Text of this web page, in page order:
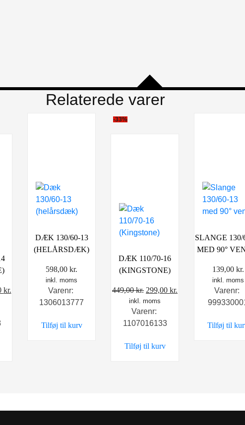
Relaterede varer
kr.Den
DÆK 130/60-13
(HELÅRSDÆK)
598,00kr.
inkl. moms
Varenr:
1306013777
Tilføj til kurv
-33%
DÆK 110/70-16
(KINGSTONE)
449,00kr. Den
oprindelige
pris
var:
299,00kr.
inkl. moms
Varenr:
1107016133
Tilføj til kurv
SLANGE 130/
MED 90°
139,00 kr.
inkl. moms
Varenr:
Tilføj til